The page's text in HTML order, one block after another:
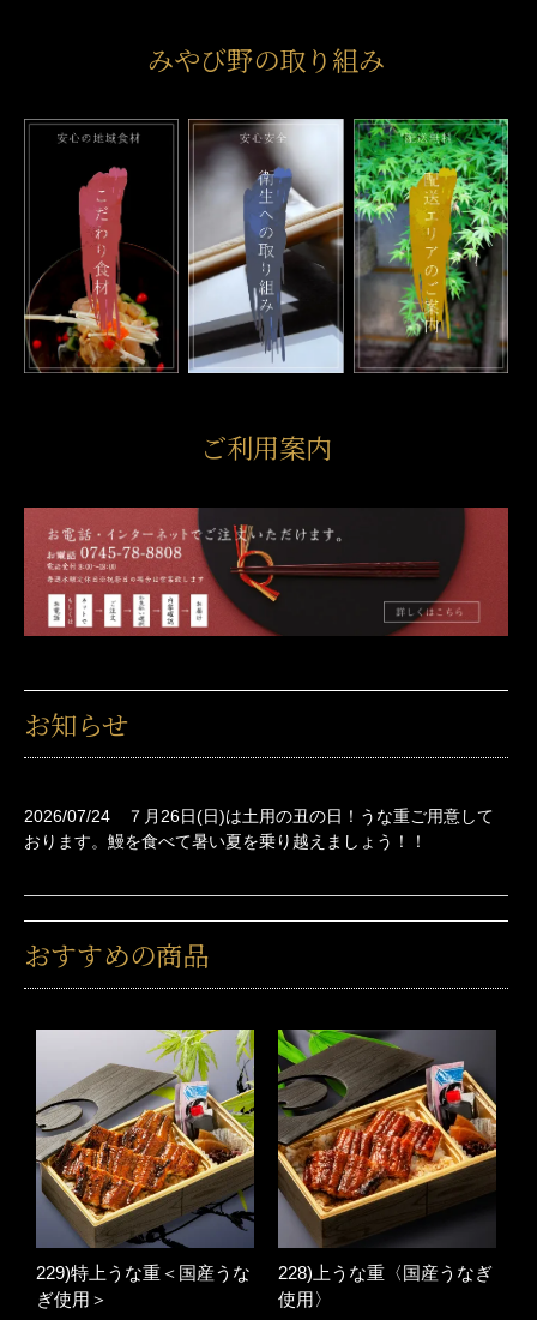
みやび野の取り組み
ご利用案内
お知らせ
2026/07/24
７月26日(日)は土用の丑の日！うな重ご用意して
おります。鰻を食べて暑い夏を乗り越えましょう！！
おすすめの商品
229)特上うな重＜国産うな
ぎ使用＞
228)上うな重〈国産うなぎ
使用〉